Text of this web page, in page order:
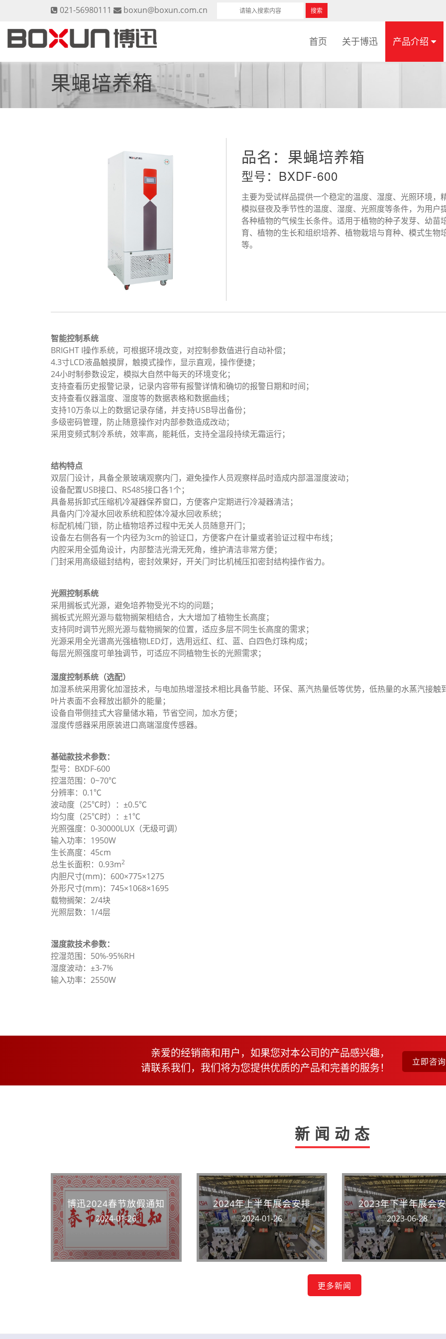
021-56980111 boxun@boxun.com.cn 搜索
首页 关于博迅 产品介绍
果蝇培养箱
品名：果蝇培养箱
型号：BXDF-600
主要为受试样品提供一个稳定的温度、湿度、光照环境，
模拟昼夜及季节性的温度、湿度、光照度等条件，为用户
各种植物的气候生长条件。适用于植物的种子发芽、幼苗
育、植物的生长和组织培养、植物栽培与育种、模式生物
等。
智能控制系统
BRIGHT I操作系统，可根据环境改变，对控制参数值进行自动补偿；
4.3寸LCD液晶触摸屏，触摸式操作，显示直观，操作便捷；
24小时制参数设定，模拟大自然中每天的环境变化；
支持查看历史报警记录，记录内容带有报警详情和确切的报警日期和时间；
支持查看仪器温度、湿度等的数据表格和数据曲线；
支持10万条以上的数据记录存储，并支持USB导出备份；
多级密码管理，防止随意操作对内部参数造成改动；
采用变频式制冷系统，效率高，能耗低，支持全温段持续无霜运行；
结构特点
双层门设计，具备全景玻璃观察内门，避免操作人员观察样品时造成内部温湿度波动；
设备配置USB接口、RS485接口各1个；
具备易拆卸式压缩机冷凝器保养窗口，方便客户定期进行冷凝器清洁；
具备内门冷凝水回收系统和腔体冷凝水回收系统；
标配机械门锁，防止植物培养过程中无关人员随意开门；
设备左右侧各有一个内径为3cm的验证口，方便客户在计量或者验证过程中布线；
内腔采用全弧角设计，内部整洁光滑无死角，维护清洁非常方便；
门封采用高级磁封结构，密封效果好，开关门时比机械压扣密封结构操作省力。
光照控制系统
采用搁板式光源，避免培养物受光不均的问题；
搁板式光照光源与载物搁架相结合，大大增加了植物生长高度；
支持同时调节光照光源与载物搁架的位置，适应多层不同生长高度的需求；
光源采用全光谱高光强植物LED灯，选用远红、红、蓝、白四色灯珠构成；
每层光照强度可单独调节，可适应不同植物生长的光照需求；
湿度控制系统（选配）
加湿系统采用雾化加湿技术，与电加热增湿技术相比具备节能、环保、蒸汽热量低等优势，低热量的水蒸汽接触
叶片表面不会释放出额外的能量；
设备自带侧挂式大容量储水箱，节省空间，加水方便；
湿度传感器采用原装进口高端湿度传感器。
基础款技术参数：
型号：BXDF-600
控温范围：0~70℃
分辨率：0.1℃
波动度（25℃时）：±0.5℃
均匀度（25℃时）：±1℃
光照强度：0-30000LUX（无级可调）
输入功率：1950W
生长高度：45cm
总生长面积：0.93m2
内胆尺寸(mm)：600×775×1275
外形尺寸(mm)：745×1068×1695
载物搁架：2/4块
光照层数：1/4层
湿度款技术参数：
控湿范围：50%-95%RH
湿度波动：±3-7%
输入功率：2550W
亲爱的经销商和用户，如果您对本公司的产品感兴趣，
请联系我们，我们将为您提供优质的产品和完善的服务！
立即咨询
新闻动态
博迅2024春节放假通知
2024-01-26
2024年上半年展会安排
2024-01-26
2023年下半年展会
2023-06-28
更多新闻